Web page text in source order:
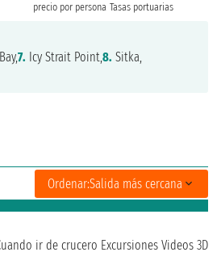
precio por persona Tasas portuarias
7. Icy Strait Point,8. Sitka,
Ordenar:Salida más cercana
ir de crucero Excursiones Videos 3D